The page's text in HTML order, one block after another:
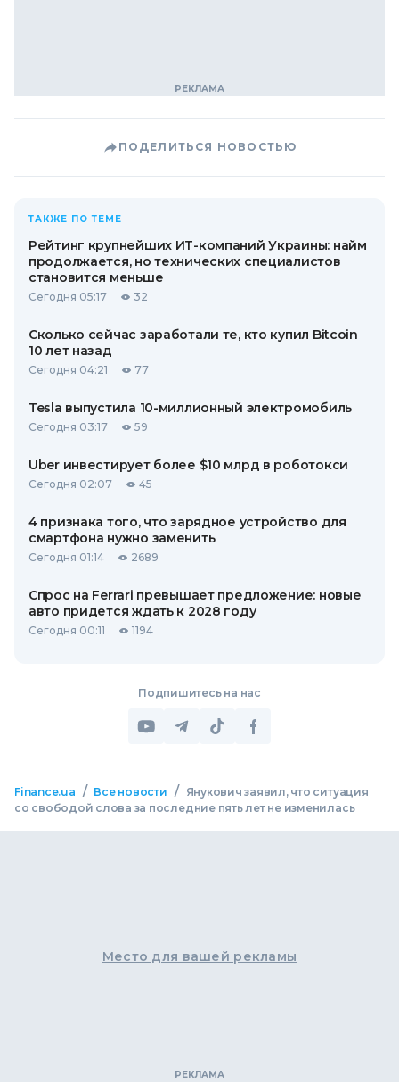
ПОДЕЛИТЬСЯ НОВОСТЬЮ
ТАКЖЕ ПО ТЕМЕ
Рейтинг крупнейших ИТ-компаний Украины: найм
продолжается, но технических специалистов
становится меньше
Сегодня 05:17 32
Сколько сейчас заработали те, кто купил Bitcoin
10 лет назад
Сегодня 04:21 77
Tesla выпустила 10-миллионный электромобиль
Сегодня 03:17 59
Uber инвестирует более $10 млрд в роботокси
Сегодня 02:07 45
4 признака того, что зарядное устройство для
смартфона нужно заменить
Сегодня 01:14 2689
Спрос на Ferrari превышает предложение: новые
авто придется ждать к 2028 году
Сегодня 00:11 1194
Подпишитесь на нас
Finance.ua / Все новости /
Янукович заявил, что ситуация
со свободой слова за последние пять лет не изменилась
Место для вашей рекламы